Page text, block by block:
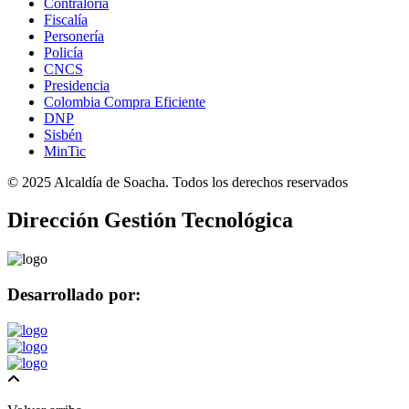
Fiscalía
Personería
Policía
CNCS
Presidencia
Colombia Compra Eficiente
DNP
Sisbén
MinTic
© 2025 Alcaldía de Soacha. Todos los derechos reservados
Dirección Gestión Tecnológica
Desarrollado por: